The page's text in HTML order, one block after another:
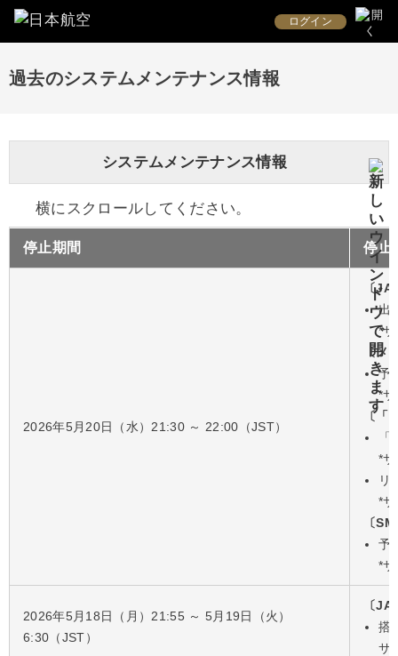
ログイン
過去のシステムメンテナンス情報
システムメンテナンス情報
横にスクロールしてください。
停止期間 停止
2026年5月20日（水）21:30 ～ 22:00（JST）
〔
出
*
〔メ
予
*
〔
*
リ
*
〔
予
*
2026年5月18日（月）21:55 ～ 5月19日（火）
6:30（JST）
〔
搭
サ